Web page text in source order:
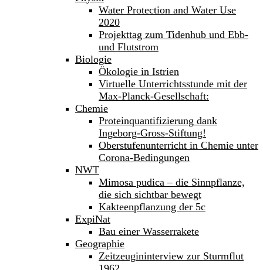
Water Protection and Water Use
2020
Projekttag zum Tidenhub und Ebb-
und Flutstrom
Biologie
Ökologie in Istrien
Virtuelle Unterrichtsstunde mit der
Max-Planck-Gesellschaft:
Chemie
Proteinquantifizierung dank
Ingeborg-Gross-Stiftung!
Oberstufenunterricht in Chemie unter
Corona-Bedingungen
NWT
Mimosa pudica – die Sinnpflanze,
die sich sichtbar bewegt
Kakteenpflanzung der 5c
ExpiNat
Bau einer Wasserrakete
Geographie
Zeitzeugininterview zur Sturmflut